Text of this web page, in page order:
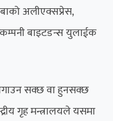
अलीएक्सप्रेस,
बाइटडन्स युलाईक
सक्छ वा हुनसक्छ
गृह मन्त्रालयले यसमा